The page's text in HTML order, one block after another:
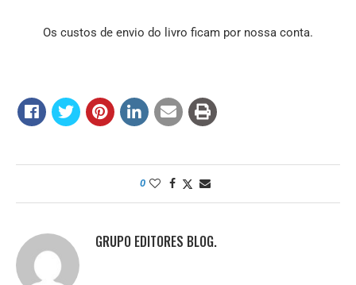
Os custos de envio do livro ficam por nossa conta.
0
GRUPO EDITORES BLOG.